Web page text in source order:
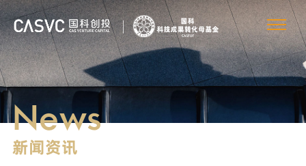
News
新闻资讯